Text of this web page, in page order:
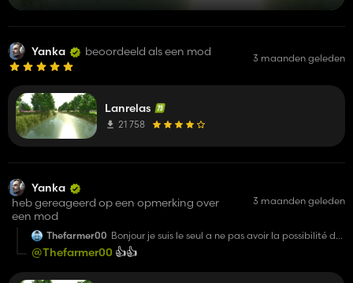
Yanka beoordeeld als een mod 3 maanden geleden
Lanrelas
21 758
Yanka
heb gereageerd op een opmerking over
een mod
3 maanden geleden
Thefarmer00 Bonjour je suis le seul a ne pas avoir la possibilité de
vendre les deux petits transpalettes électriques de
base??
@Thefarmer00 👍️👍️